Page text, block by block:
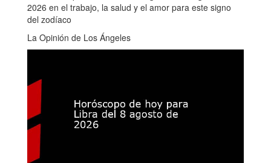
2026 en el trabajo, la salud y el amor para este signo
del zodíaco
La Opinión de Los Ángeles